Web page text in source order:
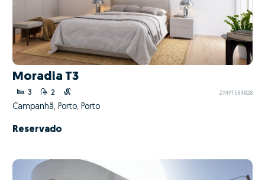
Moradia T3
3 2 ZMPT584828
Campanhã, Porto, Porto
Reservado